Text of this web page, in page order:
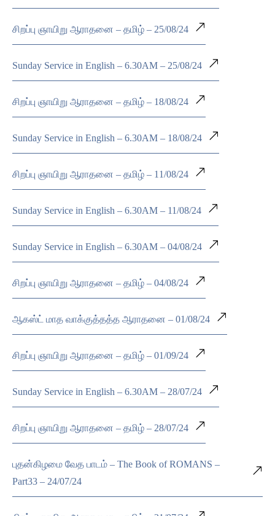
சிறப்பு ஞாயிறு ஆராதனை – தமிழ் – 25/08/24
Sunday Service in English – 6.30AM – 25/08/24
சிறப்பு ஞாயிறு ஆராதனை – தமிழ் – 18/08/24
Sunday Service in English – 6.30AM – 18/08/24
சிறப்பு ஞாயிறு ஆராதனை – தமிழ் – 11/08/24
Sunday Service in English – 6.30AM – 11/08/24
Sunday Service in English – 6.30AM – 04/08/24
சிறப்பு ஞாயிறு ஆராதனை – தமிழ் – 04/08/24
ஆகஸ்ட் மாத வாக்குத்தத்த ஆராதனை – 01/08/24
சிறப்பு ஞாயிறு ஆராதனை – தமிழ் – 01/09/24
Sunday Service in English – 6.30AM – 28/07/24
சிறப்பு ஞாயிறு ஆராதனை – தமிழ் – 28/07/24
புதன்கிழமை வேத பாடம் – The Book of ROMANS –
Part33 – 24/07/24